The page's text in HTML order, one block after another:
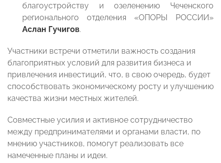
благоустройству и озеленению Чеченского
регионального отделения «ОПОРЫ РОССИИ»
Аслан Гучигов.
Участники встречи отметили важность создания
благоприятных условий для развития бизнеса и
привлечения инвестиций, что, в свою очередь, будет
способствовать экономическому росту и улучшению
качества жизни местных жителей.
Совместные усилия и активное сотрудничество
между предпринимателями и органами власти, по
мнению участников, помогут реализовать все
намеченные планы и идеи.